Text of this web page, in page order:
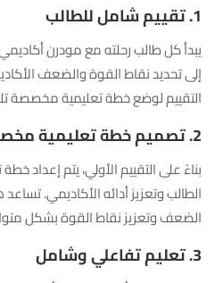
1. تقييم شامل للطالب
يبدأ كل طالب رحلته مع مودرن
إلى تحديد نقاط القوة والضعف
التقييم لوضع خطة تعليمية مخصصة
2. تصميم خطة تعليمية مخصصة
بناءً على التقييم الأولي، يتم إعداد
الطالب وتعزيز أدائه الأكاديمي.
الضعف وتعزيز نقاط القوة بشكل
3. تعليم تفاعلي وشامل